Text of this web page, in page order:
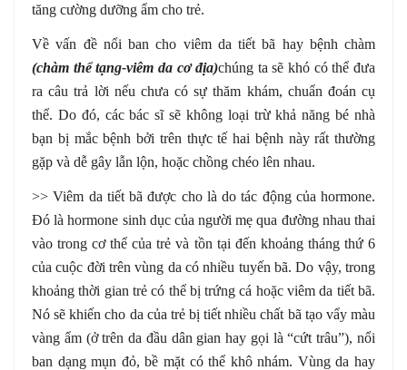
tăng cường dưỡng ẩm cho trẻ.
Về vấn đề nổi ban cho viêm da tiết bã hay bệnh chàm
(chàm thể tạng-viêm da cơ địa)chúng ta sẽ khó có thể đưa
ra câu trả lời nếu chưa có sự thăm khám, chuẩn đoán cụ
thể. Do đó, các bác sĩ sẽ không loại trừ khả năng bé nhà
bạn bị mắc bệnh bởi trên thực tế hai bệnh này rất thường
gặp và dễ gây lẫn lộn, hoặc chồng chéo lên nhau.
>> Viêm da tiết bã được cho là do tác động của hormone.
Đó là hormone sinh dục của người mẹ qua đường nhau thai
vào trong cơ thể của trẻ và tồn tại đến khoảng tháng thứ 6
của cuộc đời trên vùng da có nhiều tuyến bã. Do vậy, trong
khoảng thời gian trẻ có thể bị trứng cá hoặc viêm da tiết bã.
Nó sẽ khiến cho da của trẻ bị tiết nhiều chất bã tạo vẩy màu
vàng ẩm (ở trên da đầu dân gian hay gọi là “cứt trâu”), nổi
ban dạng mụn đỏ, bề mặt có thể khô nhám. Vùng da hay